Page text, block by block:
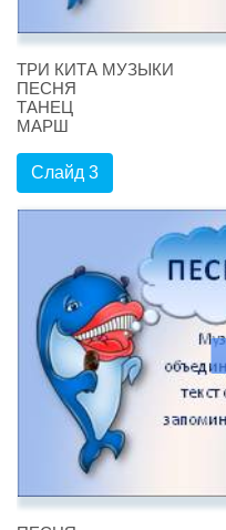
ТРИ КИТА МУЗЫКИ
ПЕСНЯ
ТАНЕЦ
МАРШ
Слайд 3